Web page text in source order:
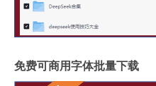
免费可商用字体批量下载